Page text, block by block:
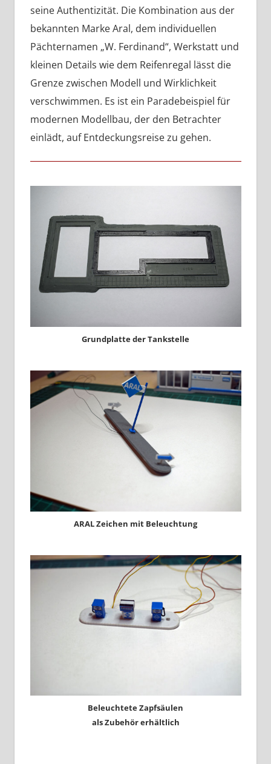
seine Authentizität. Die Kombination aus der
bekannten Marke Aral, dem individuellen
Pächternamen „W. Ferdinand“, Werkstatt und
kleinen Details wie dem Reifenregal lässt die
Grenze zwischen Modell und Wirklichkeit
verschwimmen. Es ist ein Paradebeispiel für
modernen Modellbau, der den Betrachter
einlädt, auf Entdeckungsreise zu gehen.
Grundplatte der Tankstelle
ARAL Zeichen mit Beleuchtung
Beleuchtete Zapfsäulen
als Zubehör erhältlich